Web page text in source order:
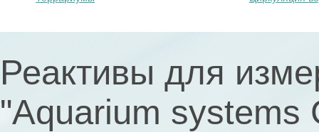
Реактивы для
"Aquarium systems